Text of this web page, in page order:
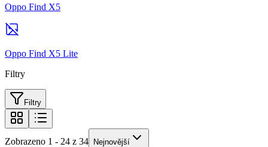
Oppo Find X5
Oppo Find X5 Lite
Filtry
Filtry
Zobrazeno 1 - 24 z 34 Nejnovější